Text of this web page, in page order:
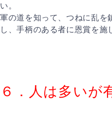
い。
軍の道を知って、つねに乱を
し、手柄のある者に恩賞を施
６．人は多いが